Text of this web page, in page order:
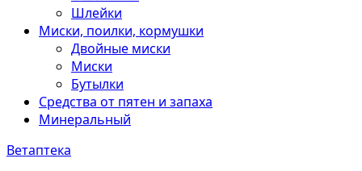
Шлейки
Миски, поилки, кормушки
Двойные миски
Миски
Бутылки
Средства от пятен и запаха
Минеральный
Ветаптека